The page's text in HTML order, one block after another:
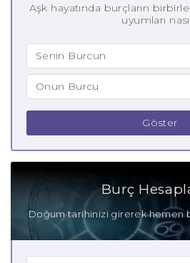
Aşk hayatında burçların
uyumları
Göster
Burç
Doğum tarihinizi girerek hemen